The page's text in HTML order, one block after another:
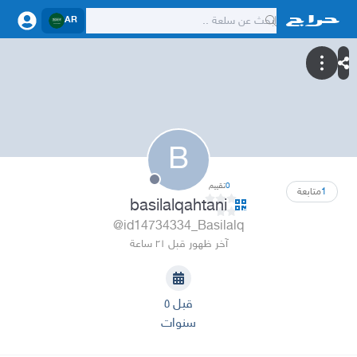
AR
B
1متابعة 0تقييم
basilalqahtani
@id14734334_Basilalq
آخر ظهور قبل ٢١ ساعة
قبل ٥
سنوات